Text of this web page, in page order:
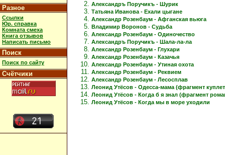
Разное
Ссылки
Юр. справка
Комната смеха
Книга отзывов
Написать письмо
Поиск
Поиск по сайту
Счётчики
Александръ Поручикъ - Шурик
Татьяна Иванова - Ехали цыгане
Александр Розенбаум - Афганская вьюга
Владимир Воронов - Судьба
Александр Розенбаум - Одиночество
Александръ Поручикъ - Шала-ла-ла
Александр Розенбаум - Глухари
Александр Розенбаум - Казачья
Александр Розенбаум - Утиная охота
Александр Розенбаум - Реквием
Александр Розенбаум - Лесосплав
Леонид Утёсов - Одесса-мама (фрагмент
Леонид Утёсов - Когда б я знал (фрагмент
Леонид Утёсов - Когда мы в море уходили